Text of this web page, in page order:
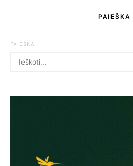
PAIEŠKA
PAIEŠKA